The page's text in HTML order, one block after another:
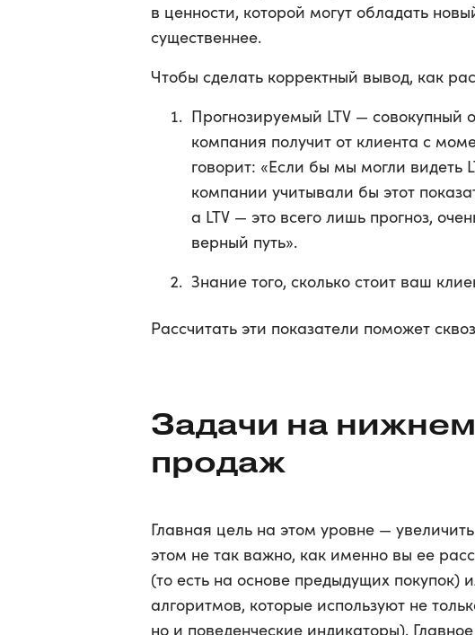
в ценности, которой могут обладать
существеннее.
Чтобы сделать корректный вывод, как
Прогнозируемый LTV — совокупный
компания получит от клиента с
говорит: «Если бы мы могли видеть
компании учитывали бы этот
а LTV — это всего лишь прогноз,
верный путь».
Знание того, сколько стоит ваш
Рассчитать эти показатели поможет
Задачи на
продаж
Главная цель на этом уровне —
этом не так важно, как именно вы ее
(то есть на основе предыдущих покупок)
алгоритмов, которые используют не
но и поведенческие индикаторы).